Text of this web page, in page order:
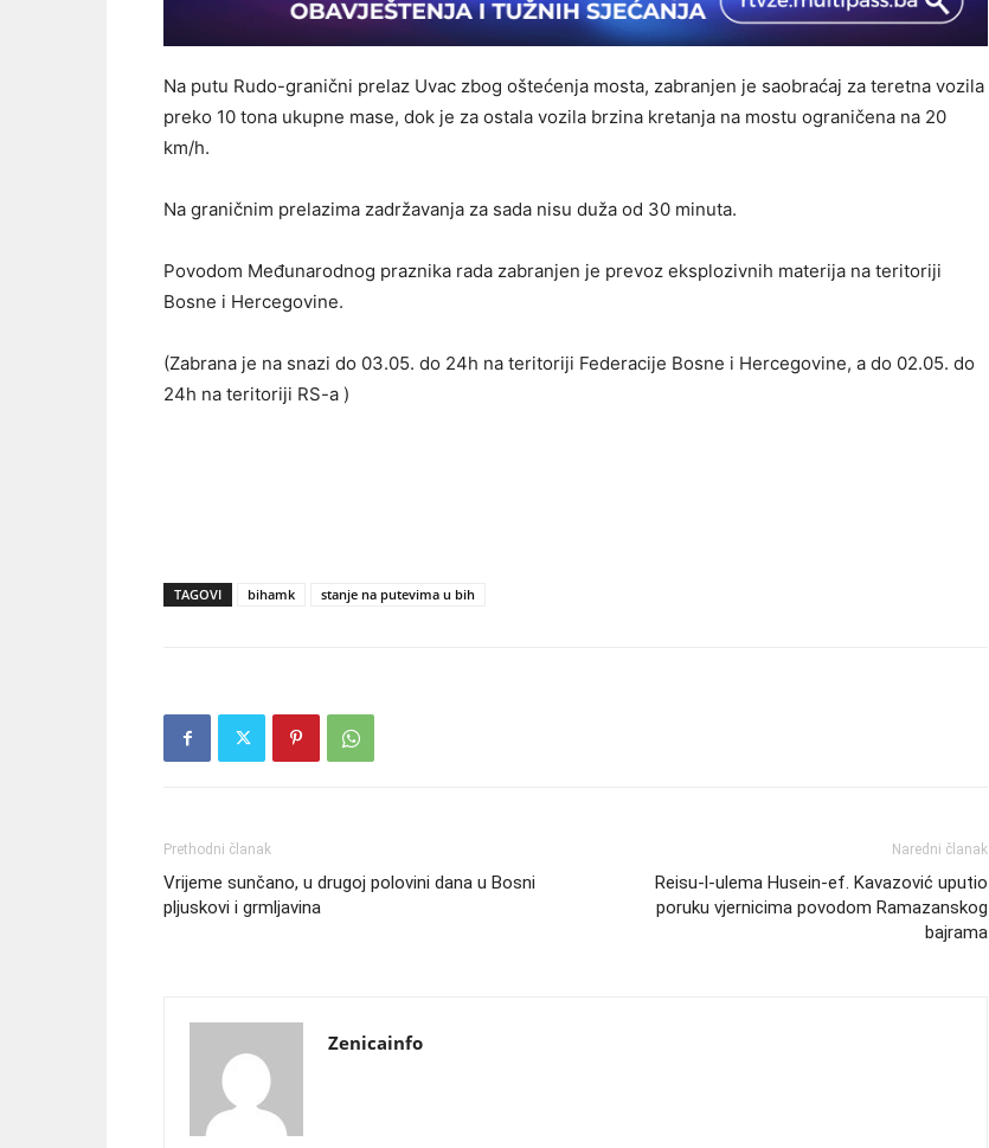
Na putu Rudo-granični prelaz Uvac zbog oštećenja mosta, zabranjen je saobraćaj za teretna vozila
preko 10 tona ukupne mase, dok je za ostala vozila brzina kretanja na mostu ograničena na 20
km/h.
Na graničnim prelazima zadržavanja za sada nisu duža od 30 minuta.
Povodom Međunarodnog praznika rada zabranjen je prevoz eksplozivnih materija na teritoriji
Bosne i Hercegovine.
(Zabrana je na snazi do 03.05. do 24h na teritoriji Federacije Bosne i Hercegovine, a do 02.05. do
24h na teritoriji RS-a )
TAGOVI bihamk stanje na putevima u bih
Prethodni članak
Vrijeme sunčano, u drugoj polovini dana u Bosni
pljuskovi i grmljavina
Naredni članak
Reisu-l-ulema Husein-ef. Kavazović uputio
poruku vjernicima povodom Ramazanskog
bajrama
Zenicainfo